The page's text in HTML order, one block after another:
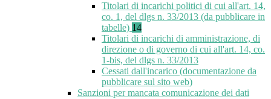
Titolari di incarichi politici di cui all'art. 14,
co. 1, del dlgs n. 33/2013 (da pubblicare in
tabelle) 14
Titolari di incarichi di amministrazione, di
direzione o di governo di cui all'art. 14, co.
1-bis, del dlgs n. 33/2013
Cessati dall'incarico (documentazione da
pubblicare sul sito web)
Sanzioni per mancata comunicazione dei dati